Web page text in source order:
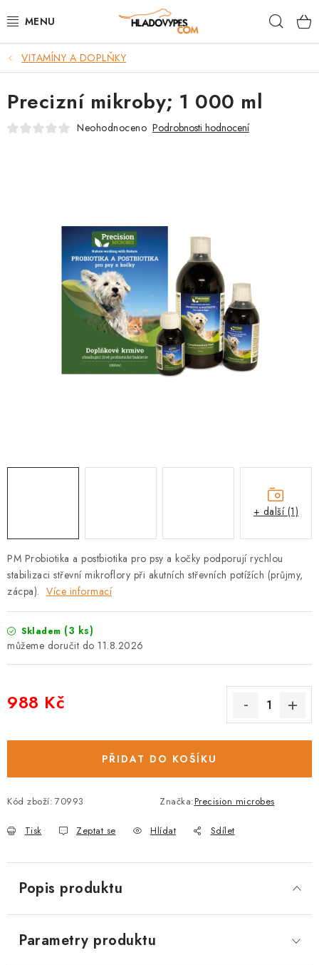
na
POTŘEBY PRO PSY
TAMI PŘEPRAVNÍ BOXY
SPORT SE PSEM
VĚRNOSTNÍ PROGRAM
O nás Kontakty
Doprava a platba
Zásady použivání souboru cookies
Hodnocení obchodu
FAQ
VITAMÍNY A DOPLŇKY
PM Probiotika a postbiotika pro psy a kočky podporují rychlou
stabilizaci střevní mikroflory při akutních střevních potížích (průjmy,
zácpa). Více informací
Skladem (3 ks)
11.8.2026
988 Kč
PŘIDAT DO KOŠÍKU
Kód zboží: 70993 Značka:Precision microbes
Tisk Zeptat se Hlídat Sdílet
Precizní mikroby; 1 000 ml
Neohodnoceno Podrobnosti hodnocení
+ další (1)
Popis produktu
Parametry produktu